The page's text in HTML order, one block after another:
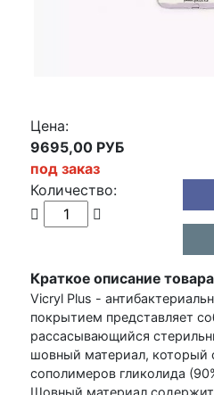
Цена:
9695,00 РУБ
под заказ
Количество:
Краткое описание товара
Vicryl Plus -
покрытием представляет
рассасывающийся
шовный материал, который
сополимеров гликолида
Шовный материал